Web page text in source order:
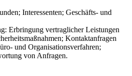
Interessenten; Geschäfts- und
Erbringung vertraglicher Leistungen
Kontaktanfragen
und Organisationsverfahren;
von Anfragen.